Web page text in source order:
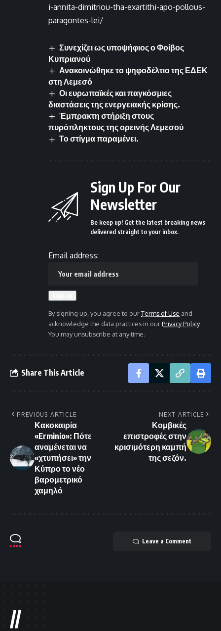
i-annita-dimitriou-tha-exartithi-apo-pollous-
paragontes-lei/
Συνεχίζει ως υποψήφιος ο Φοίβος
Κυπριανού
Ανακοινώθηκε το ψηφοδέλτιο της ΕΔΕΚ
στη Λεμεσό
Οι ευρωπαϊκές και παγκόσμιες
διαστάσεις της ενεργειακής κρίσης.
Έμπρακτη στήριξη στους
πυρόπληκτους της ορεινής Λεμεσού
Το στίγμα παραμένει.
Sign Up For Our
Newsletter
Be keep up! Get the latest breaking news
delivered straight to your inbox.
Email address:
By signing up, you agree to ourTerms of Use and
acknowledge the data practices in ourPrivacy Policy.
You may unsubscribe at any time.
Share This Article
PREVIOUS ARTICLE
Κακοκαιρία
«Erminio»: Πότε
αναμένεται να
«χτυπήσει» την
Κύπρο το νέο
βαρομετρικό
χαμηλό
NEXT ARTICLE
Κομβικές
επιστροφές στην
κρισιμότερη καμπή
της σεζόν.
Leave a Comment
//